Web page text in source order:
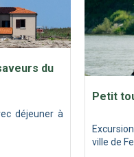
du
déjeuner à
Petit
ville de